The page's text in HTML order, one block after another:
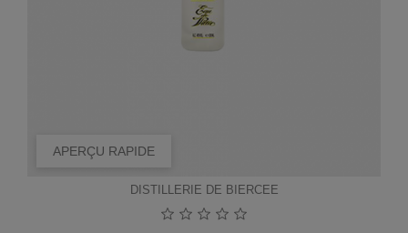
APERÇU RAPIDE
DISTILLERIE DE BIERCEE